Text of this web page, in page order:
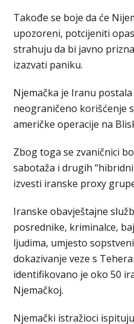
Takođe se boje da će
upozoreni, potcijeniti
strahuju da bi javno
izazvati paniku.
Njemačka je Iranu
neograničeno korišćenje
američke operacije na
Zbog toga se zvaničnici
sabotaža i drugih
izvesti iranske proxy
Iranske obavještajne
posrednike, kriminalce,
ljudima, umjesto
dokazivanje veze s
identifikovano je oko 50
Njemačkoj.
Njemački istražioci